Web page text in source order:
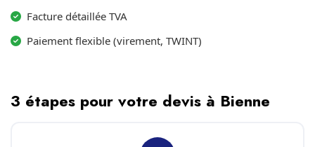
Facture détaillée TVA
Paiement flexible (virement, TWINT)
3 étapes pour votre devis à Bienne